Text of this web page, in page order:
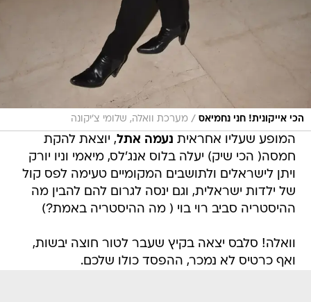
הכי אייקונית! חני נחמיאס / מערכת וואלה, שלומי צ'יקונה
המופע שעליו אחראית נעמה אתל, יוצאת להקת
חמסה( הכי שיק) יעלה בלוס אנג'לס, מיאמי וניו יורק
ויתן לישראלים ולתושבים המקומיים טעימה לפס קול
של ילדות ישראלית, וגם ינסה לגרום להם להבין מה
ההיסטריה סביב רוי בוי ( מה ההיסטריה באמת?)
וואלה! סלבס יצאה בקיץ שעבר לטור חוצה יבשות,
ואף כרטיס לא נמכר, ההפסד כולו שלכם.